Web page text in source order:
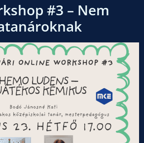
#3 – Nem